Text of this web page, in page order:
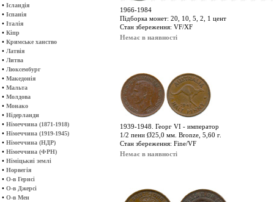
• Ісландія
• Іспанія
• Італія
• Кіпр
• Кримське ханство
• Латвія
• Литва
• Люксембург
• Македонія
• Мальта
• Молдова
• Монако
• Нідерланди
• Німеччина (1871-1918)
• Німеччина (1919-1945)
• Німеччина (НДР)
• Німеччина (ФРН)
• Німіцькиі землі
• Норвегія
• О-в Гернсі
• О-в Джерсі
• О-в Мен
1966-1984
Підборка монет: 20, 10, 5, 2, 1 цент
Стан збереження: VF/XF
Немає в наявності
1939-1948. Георг VІ - император
1/2 пени Ø25,0 мм. Bronze, 5,60 г.
Стан збереження: Fine/VF
Немає в наявності